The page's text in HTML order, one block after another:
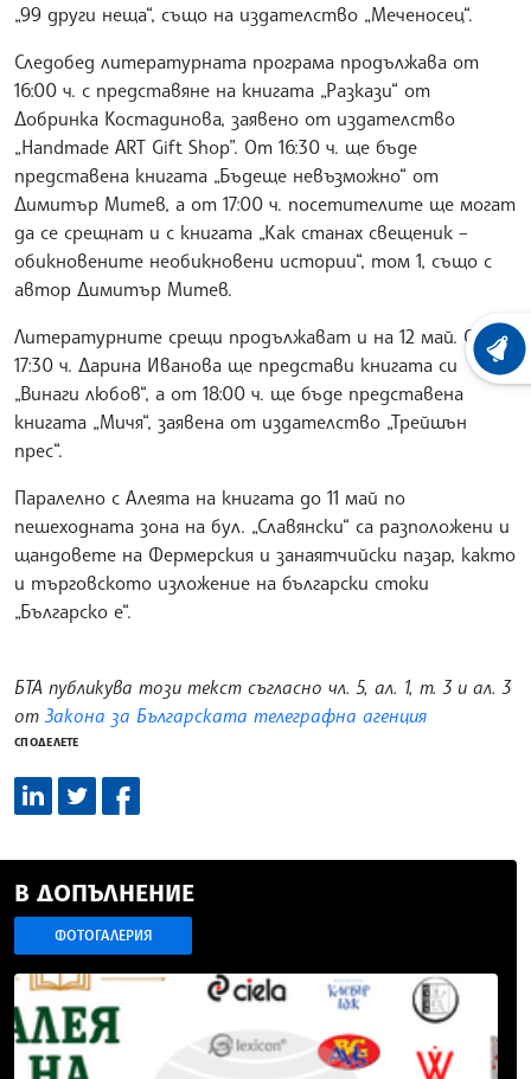
„99 други неща“, също на издателство „Меченосец“.
Следобед литературната програма продължава от
16:00 ч. с представяне на книгата „Разкази“ от
Добринка Костадинова, заявено от издателство
„Handmade ART Gift Shop”. От 16:30 ч. ще бъде
представена книгата „Бъдеще невъзможно“ от
Димитър Митев, а от 17:00 ч. посетителите ще могат
да се срещнат и с книгата „Как станах свещеник –
обикновените необикновени истории“, том 1, също с
автор Димитър Митев.
Литературните срещи продължават и на 12 май. От
17:30 ч. Дарина Иванова ще представи книгата си
„Винаги любов“, а от 18:00 ч. ще бъде представена
книгата „Мичя“, заявена от издателство „Трейшън
прес“.
Паралелно с Алеята на книгата до 11 май по
пешеходната зона на бул. „Славянски“ са разположени и
щандовете на Фермерския и занаятчийски пазар, както
и търговското изложение на български стоки
„Българско е“.
БТА публикува този текст съгласно чл. 5, ал. 1, т. 3 и ал. 3
отЗакона за Българската телеграфна агенция
СПОДЕЛЕТЕ
В ДОПЪЛНЕНИЕ
ФОТОГАЛЕРИЯ